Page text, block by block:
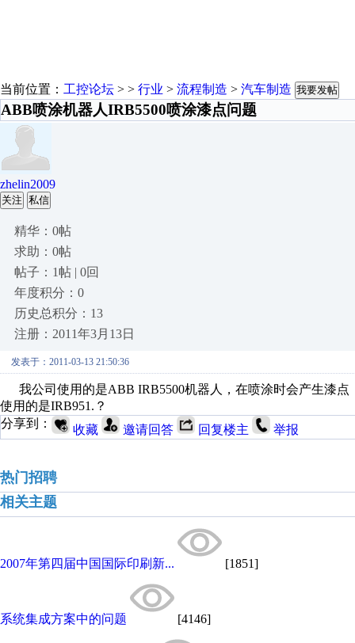
当前位置： 工控论坛 > > 行业 > 流程制造 > 汽车制造 我要发帖
ABB喷涂机器人IRB5500喷涂漆点问题
zhelin2009
关注 私信
精华：0帖
求助：0帖
帖子：1帖 | 0回
年度积分：0
历史总积分：13
注册：2011年3月13日
发表于：2011-03-13 21:50:36
我公司使用的是ABB IRB5500机器人，在喷涂时会产生漆点
使用的是IRB951.？
分享到：
收藏 邀请回答 回复楼主 举报
热门招聘
相关主题
2007年第四届中国国际印刷新... [1851]
系统集成方案中的问题 [4146]